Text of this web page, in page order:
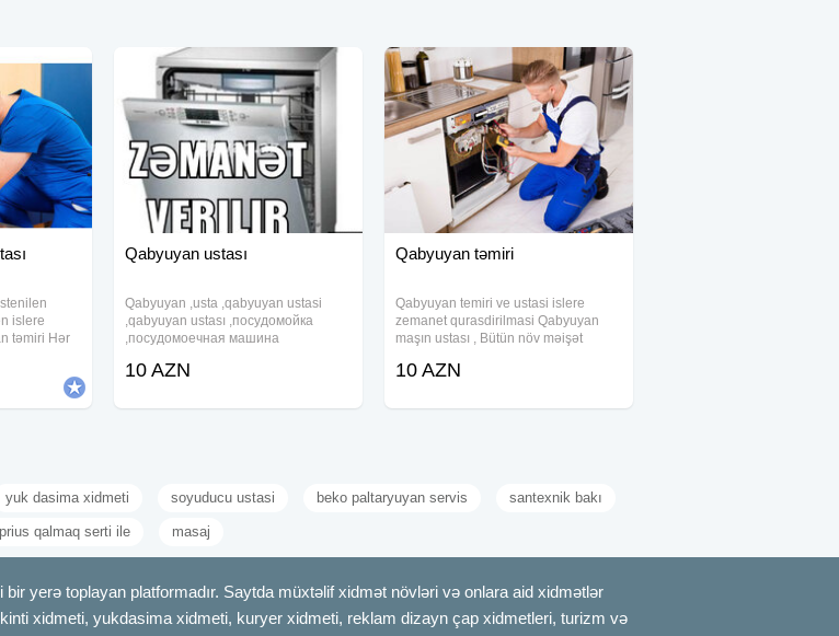
islere
təmiri Hər
Temiri
Qabyuyan ustası
Qabyuyan ,usta ,qabyuyan ustasi
,qabyuyan ustası ,посудомойка
,посудомоечная машина
машинка,пасудамойка Qabyuyan
gelirik. Gorulen islere zemanet verilir.
10 AZN
Qabyuyan təmiri
Qabyuyan temiri ve ustasi islere
zemanet qurasdirilmasi Qabyuyan
maşın ustası , Bütün növ məişət
zəmanət verilir. - Her nov qabyuyan
hissələrinin
10 AZN
yuk dasima xidmeti soyuducu ustasi beko paltaryuyan servis santexnik bakı
qalmaq serti ile masaj
yerə toplayan platformadır. Saytda müxtəlif xidmət növləri və onlara aid xidmətlər
xidmeti, yukdasima xidmeti, kuryer xidmeti, reklam dizayn çap xidmetleri, turizm və